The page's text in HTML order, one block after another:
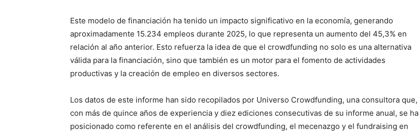
Este modelo de financiación ha tenido un impacto significativo en la economía, generando
aproximadamente 15.234 empleos durante 2025, lo que representa un aumento del 45,3% en
relación al año anterior. Esto refuerza la idea de que el crowdfunding no solo es una alternativa
válida para la financiación, sino que también es un motor para el fomento de actividades
productivas y la creación de empleo en diversos sectores.
Los datos de este informe han sido recopilados por Universo Crowdfunding, una consultora que,
con más de quince años de experiencia y diez ediciones consecutivas de su informe anual, se ha
posicionado como referente en el análisis del crowdfunding, el mecenazgo y el fundraising en